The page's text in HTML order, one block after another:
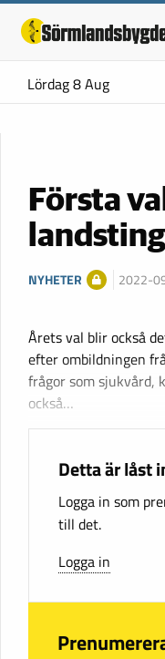
Lördag 8 Aug
Första
NYHETER 2022-
Årets val blir också
efter ombildningen
frågor som
också…
Detta är låst
Logga in som
till det.
Logga in